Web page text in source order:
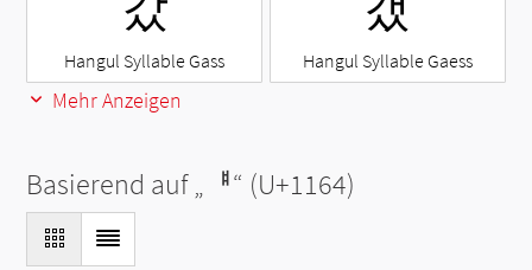
Hangul Syllable Gass Hangul Syllable Gaess
Mehr Anzeigen
Basierend auf „ ᅤ“ (U+1164)